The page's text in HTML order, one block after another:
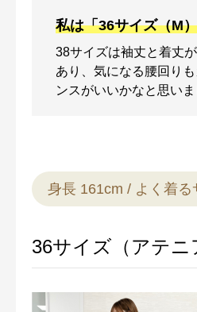
健
私は「36サイズ（M
38サイズは袖丈と着丈
あり、気になる腰回り
ンスがいいかなと思いま
身長 161cm / よく着
36サイズ（アテ